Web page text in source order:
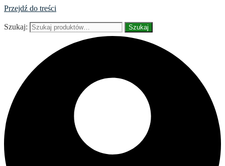
Przejdź do treści
Szukaj: Szukaj